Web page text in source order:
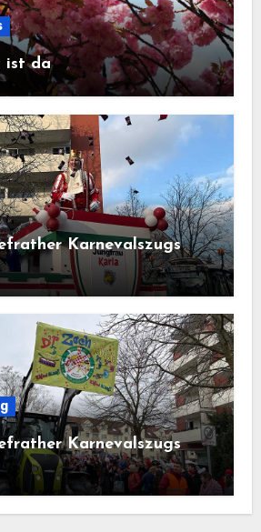
ist da
Karnevalszugs
Karnevalszugs